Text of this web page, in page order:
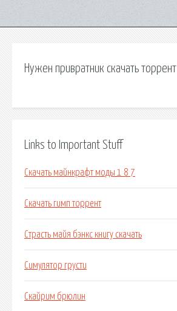
Нужен привратник скачать торрент
Links to Important Stuff
Скачать майнкрафт моды 1 8 7
Скачать гимп торрент
Страсть майя бэнкс книгу скачать
Симулятор грусти
Скайрим брюлин